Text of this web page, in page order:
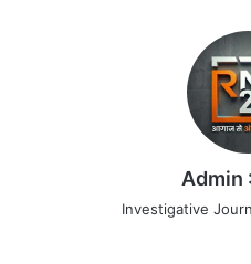
Admin
Investigative